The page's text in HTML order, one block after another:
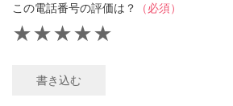
この電話番号の評価は？ （必須）
★
★
★
★
★
書き込む